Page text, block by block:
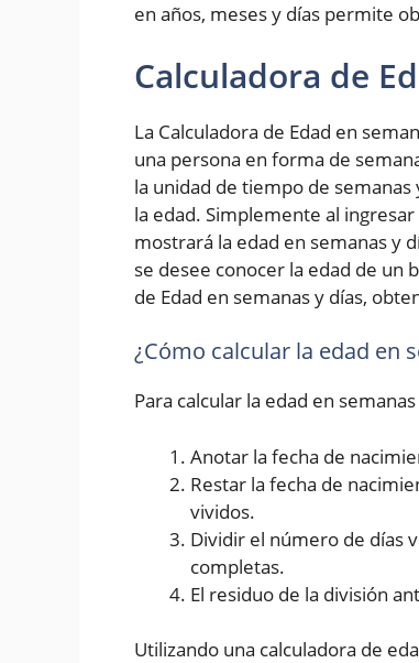
en años, meses y días permite
Calculadora de
La Calculadora de Edad en
una persona en forma de
la unidad de tiempo de
la edad. Simplemente al
mostrará la edad en semanas y
se desee conocer la edad de un
de Edad en semanas y días,
¿Cómo calcular la edad en
Para calcular la edad en
Anotar la fecha de
Restar la fecha de
vividos.
Dividir el número de días
completas.
El residuo de la división
Utilizando una calculadora de